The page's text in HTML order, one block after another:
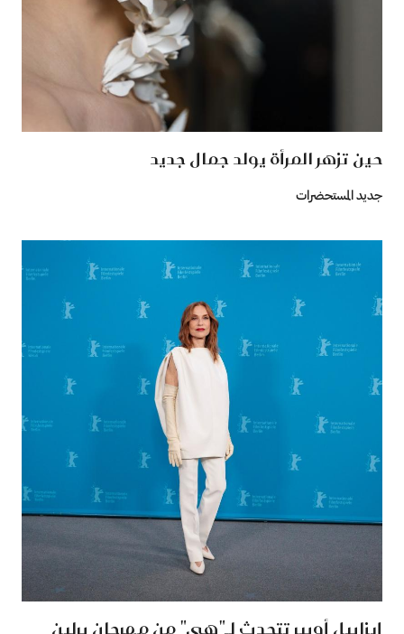
حين تزهر المرأة يولد جمال جديد
جديد المستحضرات
إيزابيل أوبير تتحدث لـ"هي" من مهرجان برلين